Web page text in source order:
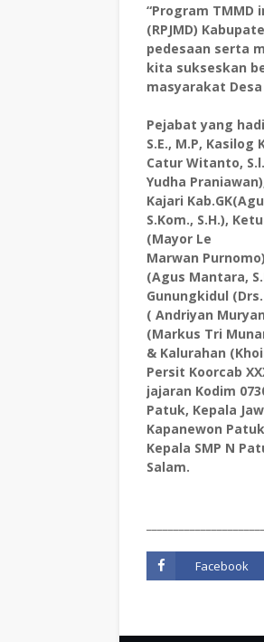
“Program TMMD
(RPJMD)
pedesaan serta
kita sukseskan
masyarakat
Pejabat yang
S.E., M.P,
Catur Witanto,
Yudha
Kajari
S.Kom., S.H.),
(Mayor Le
Marwan
(Agus Mantara,
Gunungkidul (Drs.
( Andriyan
(Markus Tri
& Kalurahan
Persit Koorcab
jajaran Kodim
Patuk, Kepala
Kapanewon
Kepala SMP N
Salam.
Facebook